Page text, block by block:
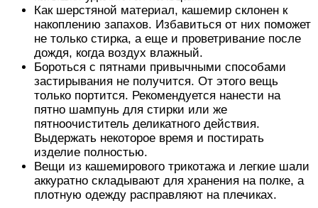
Как шерстяной материал, кашемир склонен к
накоплению запахов. Избавиться от них поможет
не только стирка, а еще и проветривание после
дождя, когда воздух влажный.
Бороться с пятнами привычными способами
застирывания не получится. От этого вещь
только портится. Рекомендуется нанести на
пятно шампунь для стирки или же
пятноочиститель деликатного действия.
Выдержать некоторое время и постирать
изделие полностью.
Вещи из кашемирового трикотажа и легкие шали
аккуратно складывают для хранения на полке, а
плотную одежду расправляют на плечиках.